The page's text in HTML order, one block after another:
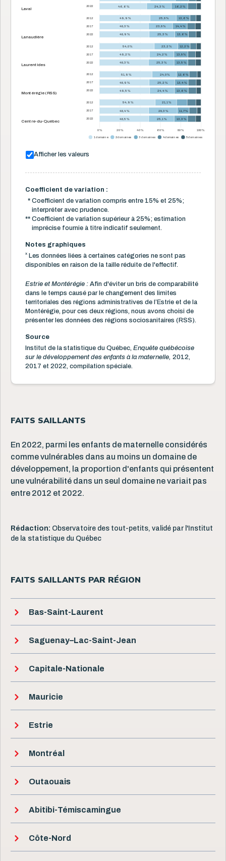
0 % 20 % 40 % 60 % 80 % 100 %
46,6 % 24,3 % 16,2 %
49,9 % 25,8 % 13,6 %
48,3 % 23,8 % 14,4 %
48,9 % 25,3 % 13,6 %
54,0 % 23,2 % 12,2 %
49,2 % 24,2 % 13,8 %
48,3 % 25,3 % 13,5 %
51,9 % 24,0 % 12,6 %
48,9 % 25,2 % 13,4 %
49,5 % 24,4 % 13,6 %
54,9 % 21,1 %
48,4 % 28,3 % 11,7 %
48,5 % 25,1 % 13,3 %
Laval
2022
Lanaudière
2012
2017
2022
Laurentides
2012
2017
2022
Montérégie (RSS)
2012
2017
2022
Centre-du-Québec
2012
2017
2022
1 domaine 2 domaines 3 domaines 4 domaines 5 domaines
Afficher les valeurs
Coefficient de variation :
* Coefficient de variation compris entre 15% et 25%;
interpréter avec prudence.
** Coefficient de variation supérieur à 25%; estimation
imprécise fournie à titre indicatif seulement.
Notes graphiques
x Les données liées à certaines catégories ne sont pas
disponibles en raison de la taille réduite de l'effectif.
Estrie et Montérégie : Afin d'éviter un bris de comparabilité
dans le temps causé par le changement des limites
territoriales des régions administratives de l’Estrie et de la
Montérégie, pour ces deux régions, nous avons choisi de
présenter les données des régions sociosanitaires (RSS).
Source
Institut de la statistique du Québec, Enquête québécoise
sur le développement des enfants à la maternelle, 2012,
2017 et 2022, compilation spéciale.
FAITS SAILLANTS
En 2022, parmi les enfants de maternelle considérés
comme vulnérables dans au moins un domaine de
développement, la proportion d'enfants qui présentent
une vulnérabilité dans un seul domaine ne variait pas
entre 2012 et 2022.
Rédaction: Observatoire des tout-petits, validé par l'Institut
de la statistique du Québec
FAITS SAILLANTS PAR RÉGION
Bas-Saint-Laurent
Saguenay–Lac-Saint-Jean
Capitale-Nationale
Mauricie
Estrie
Montréal
Outaouais
Abitibi-Témiscamingue
Côte-Nord